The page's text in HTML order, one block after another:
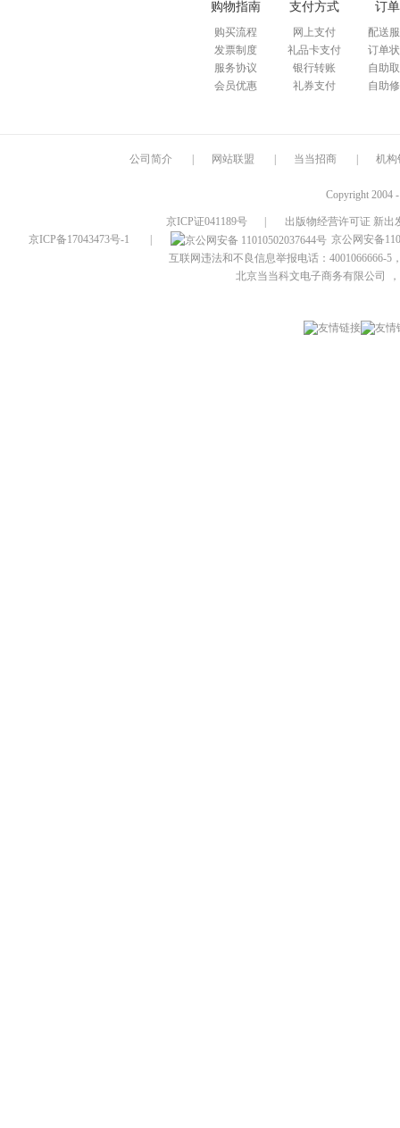
购物指南
购买流程
发票制度
服务协议
会员优惠
支付方式
网上支付
礼品卡支付
银行转账
礼券支付
订
配送
订单
自助
自助
公司简介 网站联盟 当当招商 机构
Copyright 2004
京ICP证041189号
出版物经营许可证 新出
京ICP备17043473号-1
京公网安备
互联网违法和不良信息举报电话：4001066666-5
北京当当科文电子商务有限公司